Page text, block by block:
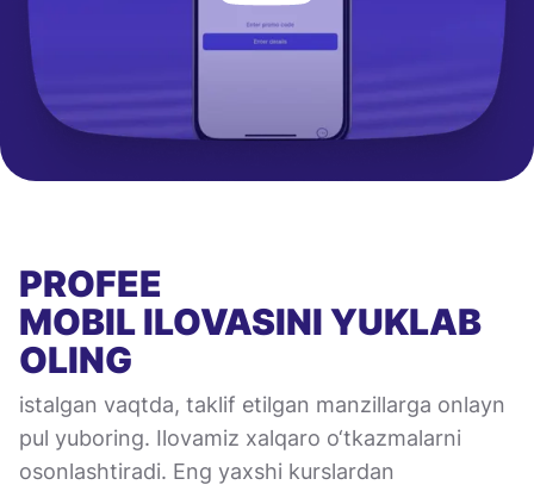
PROFEE
MOBIL ILOVASINIYUKLAB
OLING
istalgan vaqtda, taklif etilgan manzillarga onlayn
pul yuboring. Ilovamiz xalqaro o‘tkazmalarni
osonlashtiradi. Eng yaxshi kurslardan